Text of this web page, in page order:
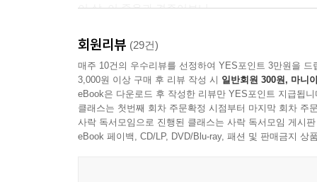
이 삶, 이 죽음과 견주어보니
흘러간 세월 또한 호흡의 낭비처럼 보였다오.
우리 시대의 최전선에서 변화된 시대상을 몸과
사회문화적 갈등의 중심에서 특유의 화법으로 ‘때
글쓰기와 사유는 사회의 질병을 알리고, 사회문
문을 우회하는 방식으로 진행한다. 미학자, 지
회원리뷰 (29건)
매주 10건의 우수리뷰를 선정하여 YES포인트 3만원을 드
3,000원 이상 구매 후 리뷰 작성 시 일반회원 300원, 마니
eBook은 다운로드 후 작성한 리뷰만 YES포인트 지급됩니
클래스는 첫번째 회차 주문확정 시점부터 마지막 회차 주
사락 독서모임으로 진행된 클래스는 사락 독서모임 게시
eBook 페이백, CD/LP, DVD/Blu-ray, 패션 및 판매금지 상